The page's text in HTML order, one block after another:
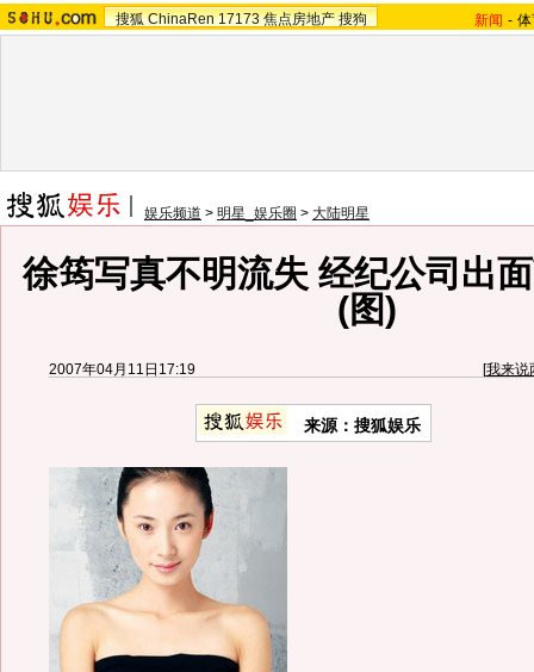
搜狐 ChinaRen 17173 焦点房地产 搜狗 新闻 -
娱乐频道 > 明星_娱乐圈 > 大陆明星
徐筠写真不明流失 经纪公司出
(图)
2007年04月11日17:19 [我来说
来源：搜狐娱乐